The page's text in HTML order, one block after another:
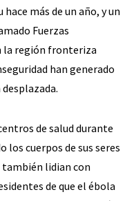
más de un año, y un
Fuerzas
la región fronteriza
han generado
de salud durante
los cuerpos de sus seres
también lidian con
de que el ébola